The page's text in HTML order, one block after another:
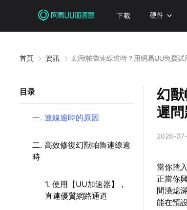
下載 硬件
首頁 資訊 幻獸帕魯連線逾時？用網易UU免費試
目录
一. 連線逾時的原因
二. 高效修復幻獸帕魯連線逾
時
1. 使用【UU加速器】，
直連優質網路通道
幻
遲問
2026-
當你踏
正當你
間澆熄
能在預